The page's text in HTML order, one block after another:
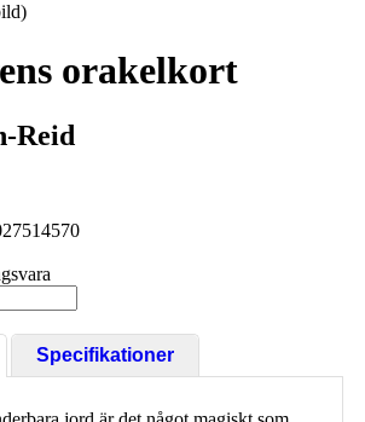
orakelkort
Reid
Specifikationer